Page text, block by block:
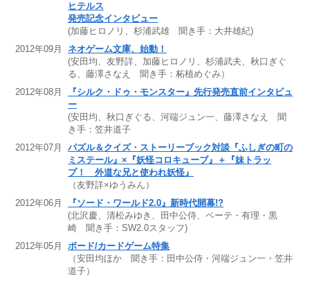
ヒテルス
発売記念インタビュー
(加藤ヒロノリ、杉浦武雄 聞き手：大井雄紀)
2012年09月
ネオゲーム文庫、始動！
(安田均、友野詳、加藤ヒロノリ、杉浦武夫、秋口ぎぐ
る、藤澤さなえ 聞き手：柘植めぐみ）
2012年08月
『シルク・ドゥ・モンスター』先行発売直前インタビュ
ー
(安田均、秋口ぎぐる、河端ジュン一、藤澤さなえ 聞
き手：笠井道子
2012年07月
パズル＆クイズ・ストーリーブック対談『ふしぎの町の
ミステール』×『妖怪コロキューブ』＋『妹トラッ
プ！ 外道な兄と使われ妖怪』
（友野詳×ゆうみん）
2012年06月
『ソード・ワールド2.0』新時代開幕!?
(北沢慶、清松みゆき、田中公侍、ベーテ・有理・黒
崎 聞き手：SW2.0スタッフ)
2012年05月
ボード/カードゲーム特集
（安田均ほか 聞き手：田中公侍・河端ジュン一・笠井
道子）